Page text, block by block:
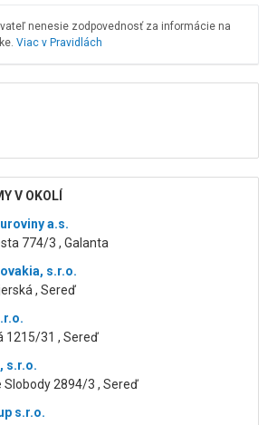
nenesie zodpovednosť za informácie na
Viac v Pravidlách
V OKOLÍ
a.s.
774/3 , Galanta
s.r.o.
, Sereď
1215/31 , Sereď
s.r.o.
Slobody 2894/3 , Sereď
s.r.o.